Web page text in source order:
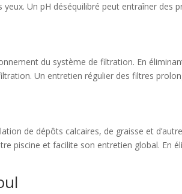
Un pH déséquilibré peut entraîner des
du système de filtration. En
Un entretien régulier des filtres
de dépôts calcaires, de graisse et
piscine et facilite son entretien global. En